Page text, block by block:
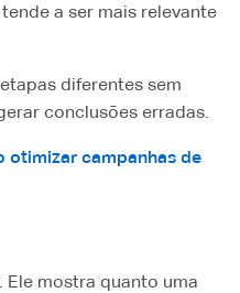
a ser mais relevante
diferentes sem
conclusões erradas.
otimizar campanhas de
Ele mostra quanto uma